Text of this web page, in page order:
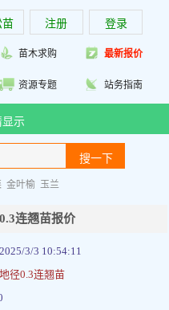
苗 注册 登录
苗木求购 最新报价
资源专题 站务指南
显示
金叶榆 玉兰
连翘苗报价
3/3 10:54:11
地径0.3连翘苗